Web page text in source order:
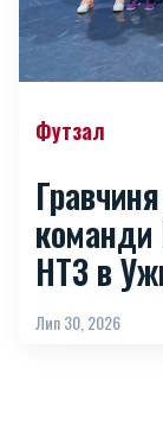
Футзал
НТЗ в
Лип 30, 2026